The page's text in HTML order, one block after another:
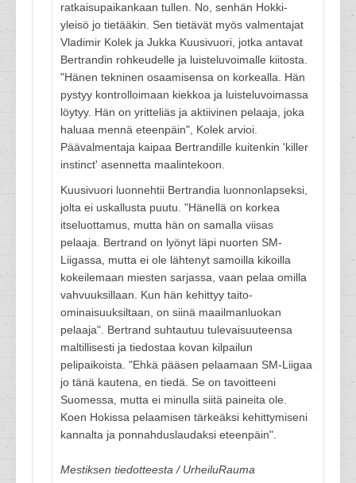
ratkaisupaikankaan tullen. No, senhän Hokki-
yleisö jo tietääkin. Sen tietävät myös valmentajat
Vladimir Kolek ja Jukka Kuusivuori, jotka antavat
Bertrandin rohkeudelle ja luisteluvoimalle kiitosta.
"Hänen tekninen osaamisensa on korkealla. Hän
pystyy kontrolloimaan kiekkoa ja luisteluvoimassa
löytyy. Hän on yritteliäs ja aktiivinen pelaaja, joka
haluaa mennä eteenpäin", Kolek arvioi.
Päävalmentaja kaipaa Bertrandille kuitenkin 'killer
instinct' asennetta maalintekoon.
Kuusivuori luonnehtii Bertrandia luonnonlapseksi,
jolta ei uskallusta puutu. "Hänellä on korkea
itseluottamus, mutta hän on samalla viisas
pelaaja. Bertrand on lyönyt läpi nuorten SM-
Liigassa, mutta ei ole lähtenyt samoilla kikoilla
kokeilemaan miesten sarjassa, vaan pelaa omilla
vahvuuksillaan. Kun hän kehittyy taito-
ominaisuuksiltaan, on siinä maailmanluokan
pelaaja". Bertrand suhtautuu tulevaisuuteensa
maltillisesti ja tiedostaa kovan kilpailun
pelipaikoista. "Ehkä pääsen pelaamaan SM-Liigaa
jo tänä kautena, en tiedä. Se on tavoitteeni
Suomessa, mutta ei minulla siitä paineita ole.
Koen Hokissa pelaamisen tärkeäksi kehittymiseni
kannalta ja ponnahduslaudaksi eteenpäin".
Mestiksen tiedotteesta / UrheiluRauma